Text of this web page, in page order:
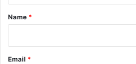
*
Name *
Email *